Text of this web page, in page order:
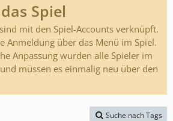
Spiel
mit den Spiel-Accounts verknüpft.
Anmeldung über das Menü im Spiel.
Anpassung wurden alle Spieler im
müssen es einmalig neu über den
Suche nach Tags